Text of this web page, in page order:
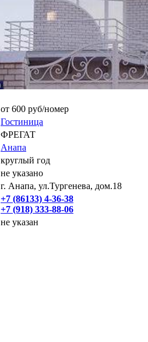
от 600 руб/номер
Гостиница
ФРЕГАТ
Анапа
круглый год
не указано
г. Анапа, ул.Тургенева, дом.18
+7 (86133) 4-36-38
+7 (918) 333-88-06
не указан